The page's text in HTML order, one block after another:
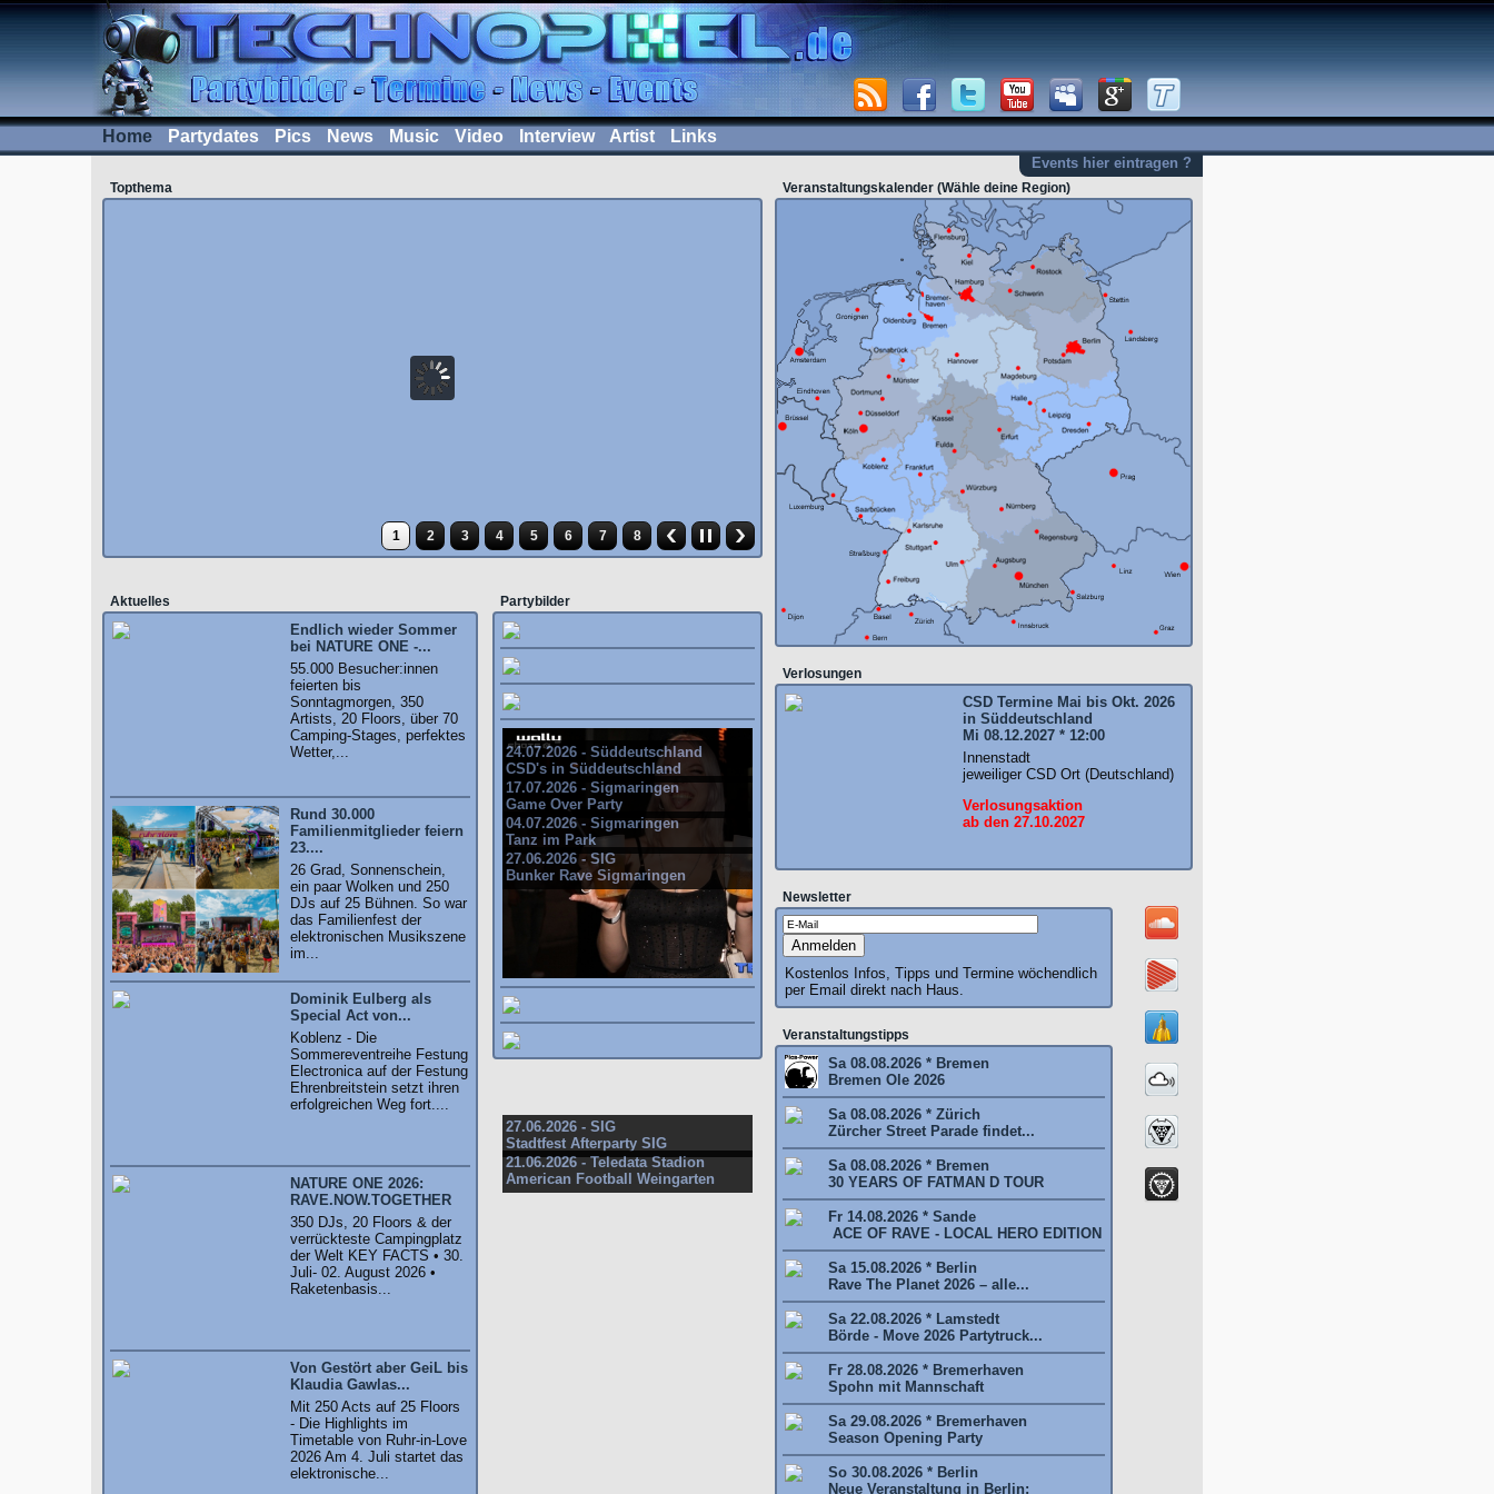
Home Partydates Pics News Music Video Interview Artist Links
Events hier eintragen ?
Veranstaltungskalender (Wähle deine Region)
Verlosungen
CSD Termine Mai bis Okt. 2026
in Süddeutschland
Mi 08.12.2027 * 12:00
Innenstadt
jeweiliger CSD Ort (Deutschland)
Verlosungsaktion
ab den 27.10.2027
Newsletter
Kostenlos Infos, Tipps und Termine wöchendlich
per Email direkt nach Haus.
Veranstaltungstipps
Sa 08.08.2026 * Bremen
Bremen Ole 2026
Sa 08.08.2026 * Zürich
Zürcher Street Parade findet...
Sa 08.08.2026 * Bremen
30 YEARS OF FATMAN D TOUR
Fr 14.08.2026 * Sande
ACE OF RAVE - LOCAL HERO EDITION
Sa 15.08.2026 * Berlin
Rave The Planet 2026 – alle...
Sa 22.08.2026 * Lamstedt
Börde - Move 2026 Partytruck...
Fr 28.08.2026 * Bremerhaven
Spohn mit Mannschaft
Sa 29.08.2026 * Bremerhaven
Season Opening Party
So 30.08.2026 * Berlin
Neue Veranstaltung in Berlin:
Topthema
1 2 3 4 5 6 7 8
Partybilder
24.07.2026 - Süddeutschland
CSD's in Süddeutschland
17.07.2026 - Sigmaringen
Game Over Party
04.07.2026 - Sigmaringen
Tanz im Park
27.06.2026 - SIG
Bunker Rave Sigmaringen
27.06.2026 - SIG
Stadtfest Afterparty SIG
21.06.2026 - Teledata Stadion
American Football Weingarten
Aktuelles
Endlich wieder Sommer
bei NATURE ONE -...
55.000 Besucher:innen
feierten bis
Sonntagmorgen, 350
Artists, 20 Floors, über 70
Camping-Stages, perfektes
Wetter,...
Rund 30.000
Familienmitglieder feiern
23....
26 Grad, Sonnenschein,
ein paar Wolken und 250
DJs auf 25 Bühnen. So war
das Familienfest der
elektronischen Musikszene
im...
Dominik Eulberg als
Special Act von...
Koblenz - Die
Sommereventreihe Festung
Electronica auf der Festung
Ehrenbreitstein setzt ihren
erfolgreichen Weg fort....
NATURE ONE 2026:
RAVE.NOW.TOGETHER
350 DJs, 20 Floors & der
verrückteste Campingplatz
der Welt KEY FACTS • 30.
Juli- 02. August 2026 •
Raketenbasis...
Von Gestört aber GeiL bis
Klaudia Gawlas...
Mit 250 Acts auf 25 Floors
- Die Highlights im
Timetable von Ruhr-in-Love
2026 Am 4. Juli startet das
elektronische...